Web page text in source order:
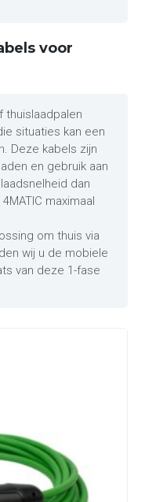
voor
thuislaadpalen
situaties kan een
Deze kabels zijn
en gebruik aan
dan
maximaal
om thuis via
wij u de mobiele
van deze 1-fase